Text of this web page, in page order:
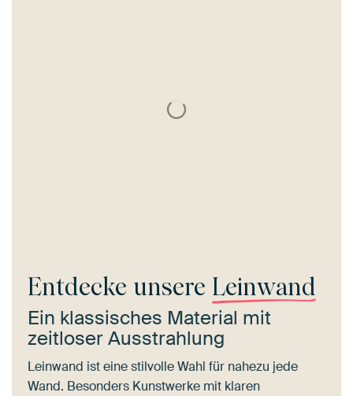
Entdecke unsere Leinwand
Ein klassisches Material mit
zeitloser Ausstrahlung
Leinwand ist eine stilvolle Wahl für nahezu jede
Wand. Besonders Kunstwerke mit klaren